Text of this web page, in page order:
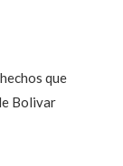
que
Bolivar